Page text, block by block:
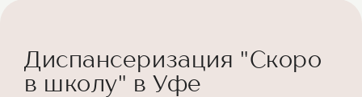
Диспансеризация "Скоро
в школу" в Уфе